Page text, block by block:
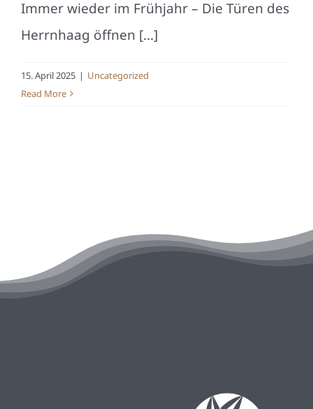
Immer wieder im Frühjahr – Die Türen des
Herrnhaag öffnen [...]
15. April 2025 | Uncategorized
Read More